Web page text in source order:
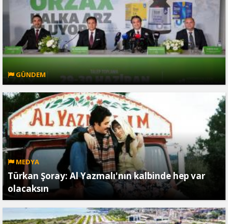
GÜNDEM
MEDYA
Türkan Şoray: Al Yazmalı'nın kalbinde hep var
olacaksın